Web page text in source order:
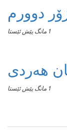
دوورم
1 مانگ پێش ئێستا
هەردی
1 مانگ پێش ئێستا